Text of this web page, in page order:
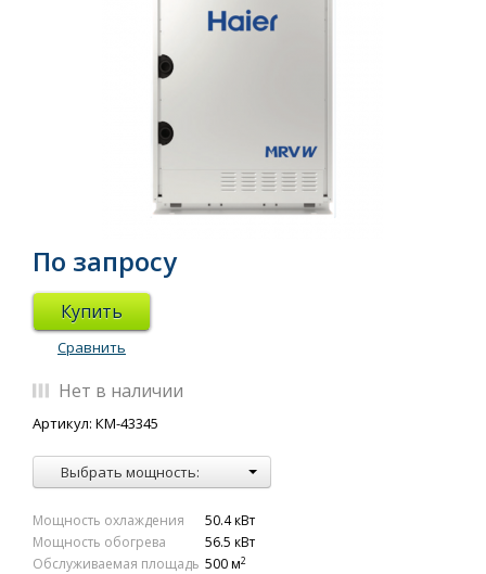
По запросу
Купить
Сравнить
Нет в наличии
Артикул: КМ-43345
Выбрать мощность:
Мощность охлаждения
50.4 кВт
Мощность обогрева
56.5 кВт
Обслуживаемая площадь 500 м2